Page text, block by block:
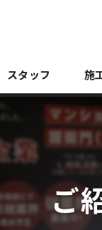
スタッフ 施
ご